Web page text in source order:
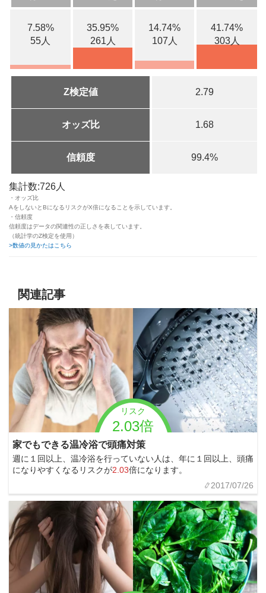
7.58%
55人
35.95%
261人
14.74%
107人
41.74%
303人
Z検定値 2.79
オッズ比 1.68
信頼度 99.4%
集計数:726人
・オッズ比
AをしないとBになるリスクがX倍になることを示しています。
・信頼度
信頼度はデータの関連性の正しさを表しています。
（統計学のZ検定を使用）
>数値の見かたはこちら
関連記事
リスク
2.03倍
家でもできる温冷浴で頭痛対策
週に１回以上、温冷浴を行っていない人は、年に１回以上、頭痛
になりやすくなるリスクが2.03倍になります。
2017/07/26